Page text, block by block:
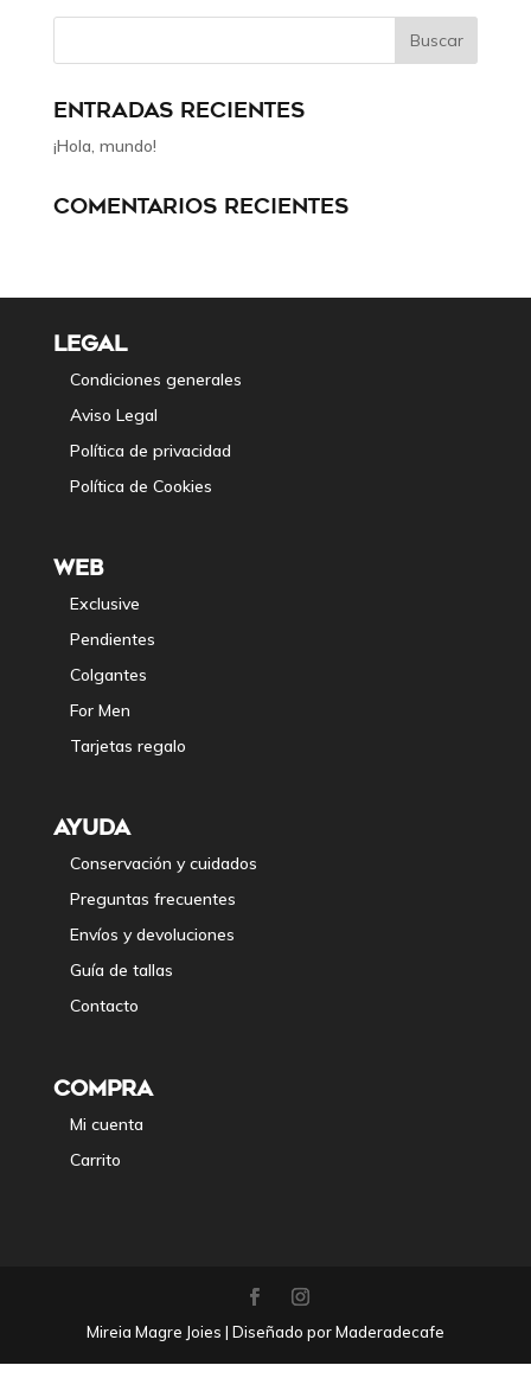
ENTRADAS RECIENTES
¡Hola, mundo!
COMENTARIOS RECIENTES
LEGAL
Condiciones generales
Aviso Legal
Política de privacidad
Política de Cookies
WEB
Exclusive
Pendientes
Colgantes
For Men
Tarjetas regalo
AYUDA
Conservación y cuidados
Preguntas frecuentes
Envíos y devoluciones
Guía de tallas
Contacto
COMPRA
Mi cuenta
Carrito
Mireia Magre Joies | Diseñado por Maderadecafe